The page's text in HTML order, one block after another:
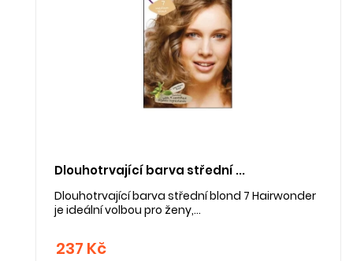
Dlouhotrvající barva střední ...
Dlouhotrvající barva střední blond 7 Hairwonder
je ideální volbou pro ženy,...
237 Kč